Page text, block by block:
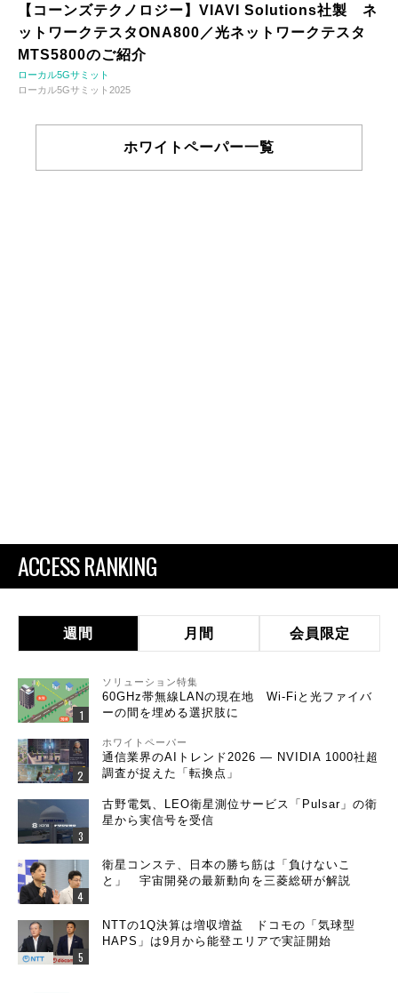
【コーンズテクノロジー】VIAVI Solutions社製 ネ
ットワークテスタONA800／光ネットワークテスタ
MTS5800のご紹介
ローカル5Gサミット
ローカル5Gサミット2025
ホワイトペーパー一覧
ACCESS RANKING
週間 月間 会員限定
ソリューション特集
60GHz帯無線LANの現在地 Wi-Fiと光ファイバ
ーの間を埋める選択肢に
ホワイトペーパー
通信業界のAIトレンド2026 ― NVIDIA 1000社超
調査が捉えた「転換点」
古野電気、LEO衛星測位サービス「Pulsar」の衛
星から実信号を受信
衛星コンステ、日本の勝ち筋は「負けないこ
と」 宇宙開発の最新動向を三菱総研が解説
NTTの1Q決算は増収増益 ドコモの「気球型
HAPS」は9月から能登エリアで実証開始